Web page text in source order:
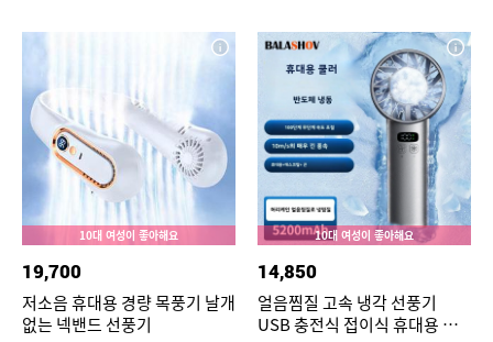
10대 여성이 좋아해요
19,700
저소음 휴대용 경량 목풍기 날개
없는 넥밴드 선풍기
10대 여성이 좋아해요
14,850
얼음찜질 고속 냉각 선풍기
USB 충전식 접이식 휴대용 미